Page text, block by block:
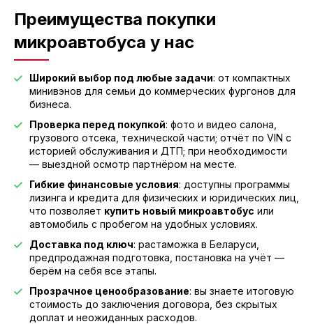
Преимущества покупки
микроавтобуса у нас
Широкий выбор под любые задачи: от компактных
минивэнов для семьи до коммерческих фургонов для
бизнеса.
Проверка перед покупкой: фото и видео салона,
грузового отсека, технической части; отчёт по VIN с
историей обслуживания и ДТП; при необходимости
— выездной осмотр партнёром на месте.
Гибкие финансовые условия: доступны программы
лизинга и кредита для физических и юридических лиц,
что позволяет купить новый микроавтобус или
автомобиль с пробегом на удобных условиях.
Доставка под ключ: растаможка в Беларуси,
предпродажная подготовка, постановка на учёт —
берём на себя все этапы.
Прозрачное ценообразование: вы знаете итоговую
стоимость до заключения договора, без скрытых
доплат и неожиданных расходов.